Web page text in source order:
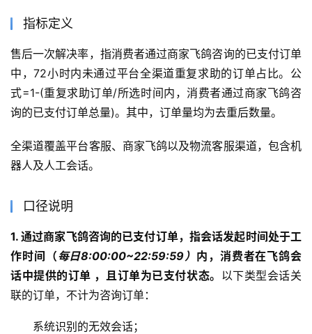
指标定义
售后一次解决率，指消费者通过商家飞鸽咨询的已支付订单
中，72小时内未通过平台全渠道重复求助的订单占比。公
式=1-(重复求助订单/所选时间内，消费者通过商家飞鸽咨
询的已支付订单总量)。其中，订单量均为去重后数量。
全渠道覆盖平台客服、商家飞鸽以及物流客服渠道，包含机
器人及人工会话。
口径说明
1. 通过商家飞鸽咨询的已支付订单，指会话发起时间处于工
作时间（每日8:00:00~22:59:59） 内，消费者在飞鸽会
话中提供的订单 ，且订单为已支付状态。 以下类型会话关
联的订单，不计为咨询订单：
系统识别的无效会话；